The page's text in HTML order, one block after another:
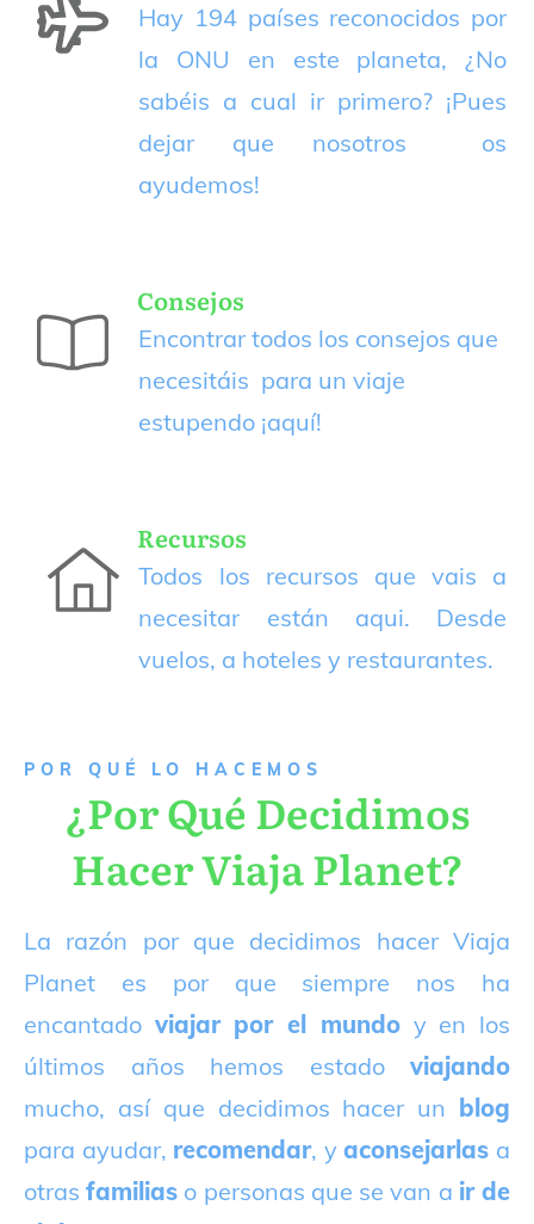
Hay 194 países reconocidos por
la ONU en este planeta, ¿No
sabéis a cual ir primero? ¡Pues
dejar que nosotros os
ayudemos!
Consejos
Encontrar todos los consejos que
necesitáis para un viaje
estupendo ¡aquí!
Recursos
Todos los recursos que vais a
necesitar están aqui. Desde
vuelos, a hoteles y restaurantes.
P OR QUÉ LO HACEMOS
¿Por Qué Decidimos
Hacer Viaja Planet?
La razón por que decidimos hacer Viaja
Planet es por que siempre nos ha
encantado viajar por el mundoy en los
últimos años hemos estado viajando
mucho, así que decidimos hacer un blog
para ayudar, recomendar, yaconsejarlas a
otrasfamilias o personas que se van a ir de